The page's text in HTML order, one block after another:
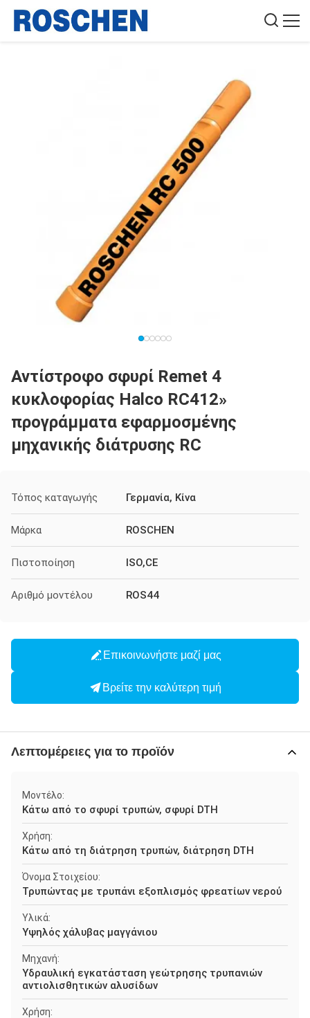
Αντίστροφο σφυρί Remet 4
κυκλοφορίας Halco RC412»
προγράμματα εφαρμοσμένης
μηχανικής διάτρυσης RC
Τόπος καταγωγής Γερμανία, Κίνα
Μάρκα ROSCHEN
Πιστοποίηση ISO,CE
Αριθμό μοντέλου ROS44
Επικοινωνήστε μαζί μας
Βρείτε την καλύτερη τιμή
Λεπτομέρειες για το προϊόν
Μοντέλο:
Κάτω από το σφυρί τρυπών, σφυρί DTH
Χρήση:
Κάτω από τη διάτρηση τρυπών, διάτρηση DTH
Όνομα Στοιχείου:
Τρυπώντας με τρυπάνι εξοπλισμός φρεατίων νερού
Υλικά:
Υψηλός χάλυβας μαγγάνιου
Μηχανή:
Υδραυλική εγκατάσταση γεώτρησης τρυπανιών
αντιολισθητικών αλυσίδων
Χρήση: